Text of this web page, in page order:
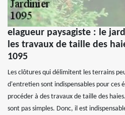
elagueur paysagiste : le
les travaux de taille des
1095
Les clôtures qui délimitent les terrains
d'entretien sont indispensables pour ces
procéder à des travaux de taille des
sont pas simples. Donc, il est